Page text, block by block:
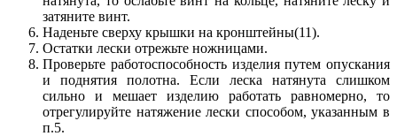
затяните винт.
Наденьте сверху крышки на кронштейны(11).
Остатки лески отрежьте ножницами.
Проверьте работоспособность изделия путем опускания
и поднятия полотна. Если леска натянута слишком
сильно и мешает изделию работать равномерно, то
отрегулируйте натяжение лески способом, указанным в
п.5.